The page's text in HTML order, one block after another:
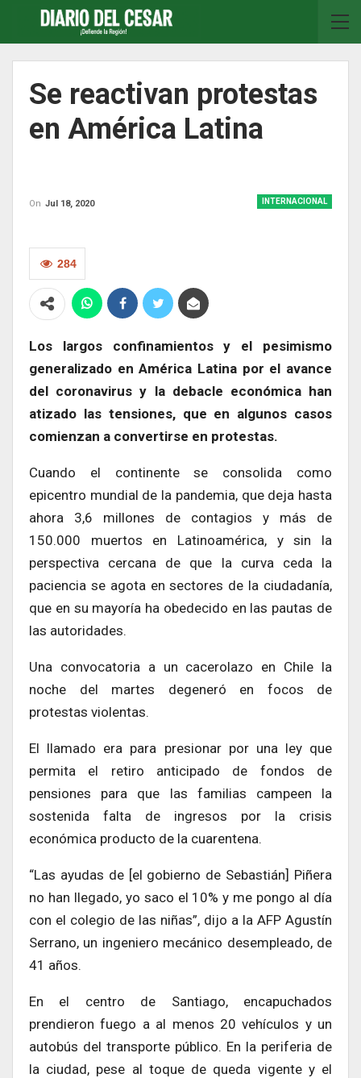
Se reactivan protestas
en América Latina
INTERNACIONAL
On Jul 18, 2020
284
Los largos confinamientos y el pesimismo
generalizado en América Latina por el avance
del coronavirus y la debacle económica han
atizado las tensiones, que en algunos casos
comienzan a convertirse en protestas.
Cuando el continente se consolida como
epicentro mundial de la pandemia, que deja hasta
ahora 3,6 millones de contagios y más de
150.000 muertos en Latinoamérica, y sin la
perspectiva cercana de que la curva ceda la
paciencia se agota en sectores de la ciudadanía,
que en su mayoría ha obedecido en las pautas de
las autoridades.
Una convocatoria a un cacerolazo en Chile la
noche del martes degeneró en focos de
protestas violentas.
El llamado era para presionar por una ley que
permita el retiro anticipado de fondos de
pensiones para que las familias campeen la
sostenida falta de ingresos por la crisis
económica producto de la cuarentena.
“Las ayudas de [el gobierno de Sebastián] Piñera
no han llegado, yo saco el 10% y me pongo al día
con el colegio de las niñas”, dijo a la AFP Agustín
Serrano, un ingeniero mecánico desempleado, de
41 años.
En el centro de Santiago, encapuchados
prendieron fuego a al menos 20 vehículos y un
autobús del transporte público. En la periferia de
la ciudad, pese al toque de queda vigente y el